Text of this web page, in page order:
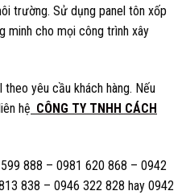
trường. Sử dụng panel tôn xốp
minh cho mọi công trình xây
yêu cầu khách hàng. Nếu
hệ CÔNG TY TNHH CÁCH
888 – 0981 620 868 – 0942
838 – 0946 322 828 hay 0942